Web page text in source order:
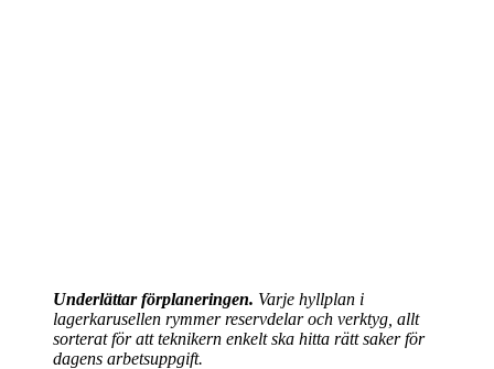
Underlättar förplaneringen. Varje hyllplan i
lagerkarusellen rymmer reservdelar och verktyg, allt
sorterat för att teknikern enkelt ska hitta rätt saker för
dagens arbetsuppgift.